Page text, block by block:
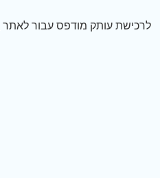
לרכישת עותק מודפס עבור לאתר